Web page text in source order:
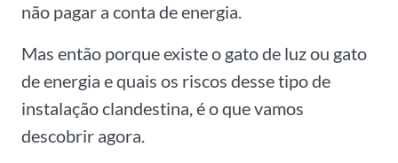
não pagar a conta de energia.
Mas então porque existe o gato de luz ou gato
de energia e quais os riscos desse tipo de
instalação clandestina, é o que vamos
descobrir agora.